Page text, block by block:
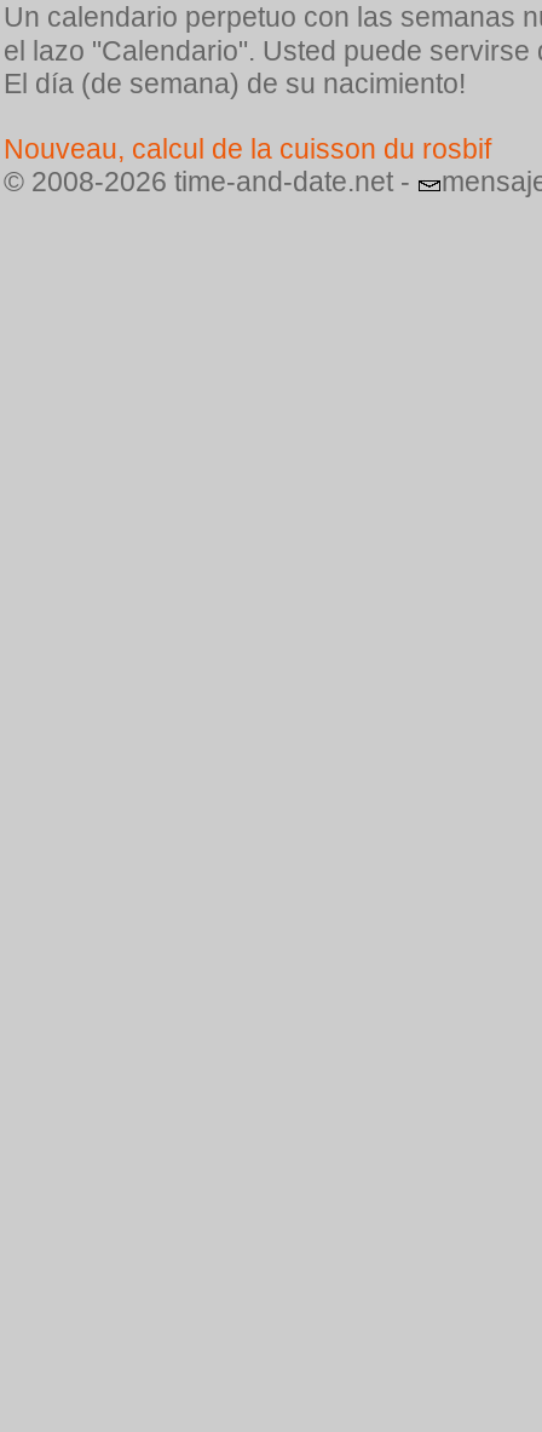
Un calendario perpetuo con las semanas
el lazo "Calendario". Usted puede
El día (de semana) de su nacimiento!
Nouveau, calcul de la cuisson du rosbif
© 2008-2026 time-and-date.net -